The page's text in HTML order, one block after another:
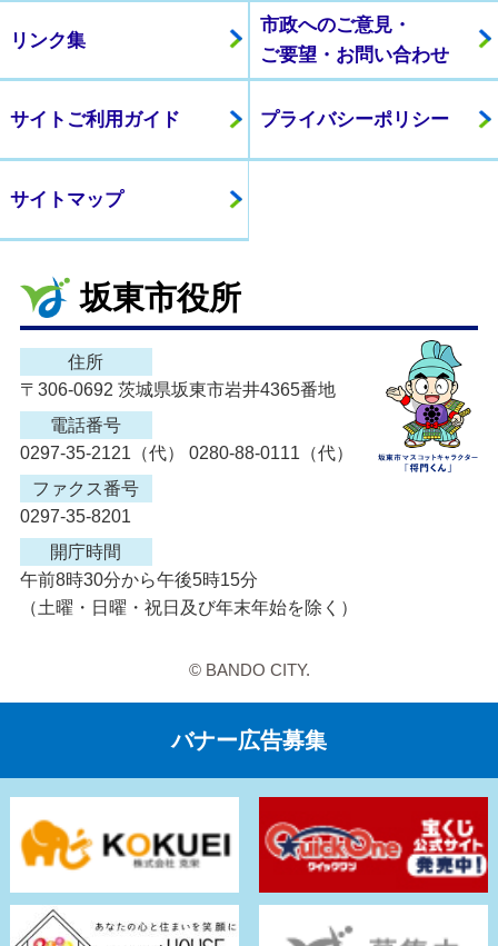
リンク集
市政へのご意見・
ご要望・お問い合わせ
サイトご利用ガイド プライバシーポリシー
サイトマップ
坂東市役所
住所
〒306-0692 茨城県坂東市岩井4365番地
電話番号
0297-35-2121（代） 0280-88-0111（代）
ファクス番号
0297-35-8201
開庁時間
午前8時30分から午後5時15分
（土曜・日曜・祝日及び年末年始を除く）
© BANDO CITY.
バナー広告募集